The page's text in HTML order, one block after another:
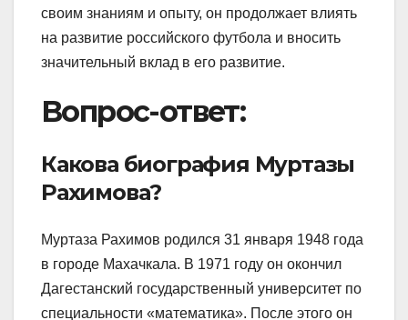
своим знаниям и опыту, он продолжает влиять
на развитие российского футбола и вносить
значительный вклад в его развитие.
Вопрос-ответ:
Какова биография Муртазы
Рахимова?
Муртаза Рахимов родился 31 января 1948 года
в городе Махачкала. В 1971 году он окончил
Дагестанский государственный университет по
специальности «математика». После этого он